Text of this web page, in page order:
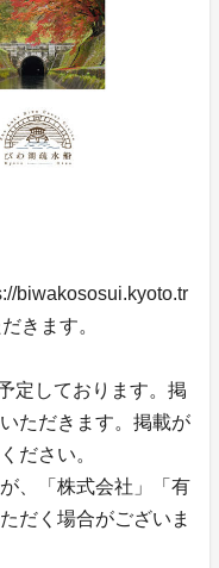
biwakososui.kyoto.tr
きます。
定しております。掲
ただきます。掲載が
ださい。
、「株式会社」「有
だく場合がございま